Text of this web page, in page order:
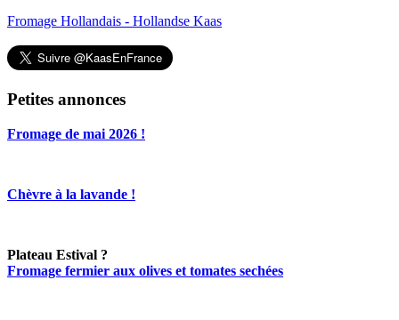
Fromage Hollandais - Hollandse Kaas
Petites annonces
Fromage de mai 2026 !
Chèvre à la lavande !
Plateau Estival ?
Fromage fermier aux olives et tomates sechées